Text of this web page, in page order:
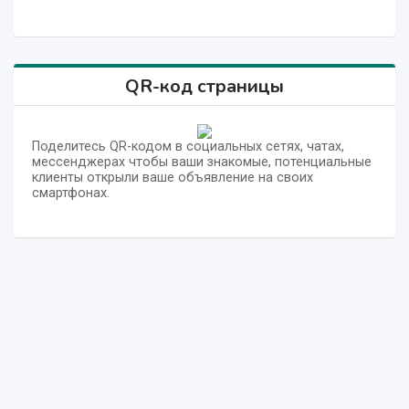
QR-код страницы
Поделитесь QR-кодом в социальных сетях, чатах,
мессенджерах чтобы ваши знакомые, потенциальные
клиенты открыли ваше объявление на своих
смартфонах.